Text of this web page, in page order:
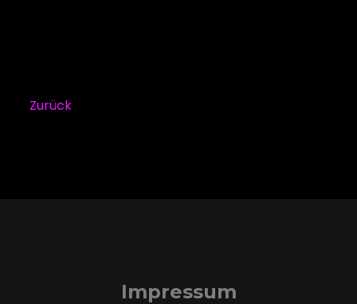
Zurück
Impressum